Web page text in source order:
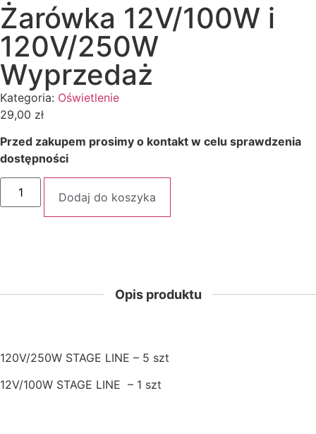
Żarówka 12V/100W i
120V/250W
Wyprzedaż
Kategoria: Oświetlenie
29,00 zł
Przed zakupem prosimy o kontakt w celu sprawdzenia
dostępności
Dodaj do koszyka
Opis produktu
120V/250W STAGE LINE – 5 szt
12V/100W STAGE LINE – 1 szt